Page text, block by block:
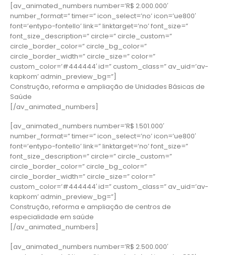
[av_animated_numbers number=’R$ 2.000.000′
number_format=” timer=” icon_select=’no’ icon=’ue800′
font=’entypo-fontello’ link=” linktarget=’no’ font_size=”
font_size_description=” circle=” circle_custom=”
circle_border_color=” circle_bg_color=”
circle_border_width=” circle_size=” color=”
custom_color=’#444444′ id=” custom_class=” av_uid=’av-
kapkom’ admin_preview_bg=”]
Construção, reforma e ampliação de Unidades Básicas de
Saúde
[/av_animated_numbers]
[av_animated_numbers number=’R$ 1.501.000′
number_format=” timer=” icon_select=’no’ icon=’ue800′
font=’entypo-fontello’ link=” linktarget=’no’ font_size=”
font_size_description=” circle=” circle_custom=”
circle_border_color=” circle_bg_color=”
circle_border_width=” circle_size=” color=”
custom_color=’#444444′ id=” custom_class=” av_uid=’av-
kapkom’ admin_preview_bg=”]
Construção, reforma e ampliação de centros de
especialidade em saúde
[/av_animated_numbers]
[av_animated_numbers number=’R$ 2.500.000′